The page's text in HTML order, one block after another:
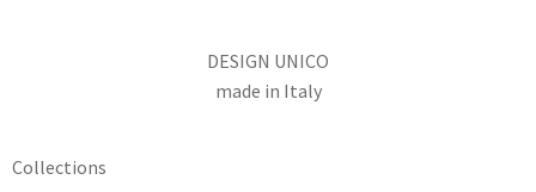
DESIGN UNICO
made in Italy
Collections